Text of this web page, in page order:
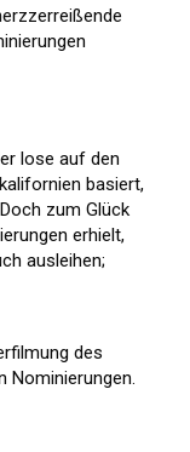
lose auf den
basiert,
zum Glück
erhielt,
ausleihen;
des
Nominierungen.